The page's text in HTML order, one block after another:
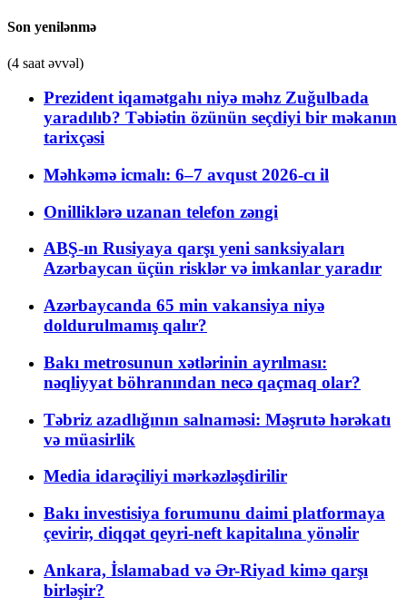
Son yenilənmə
(4 saat əvvəl)
Prezident iqamətgahı niyə məhz Zuğulbada
yaradılıb? Təbiətin özünün seçdiyi bir məkanın
tarixçəsi
Məhkəmə icmalı: 6–7 avqust 2026-cı il
Onilliklərə uzanan telefon zəngi
ABŞ-ın Rusiyaya qarşı yeni sanksiyaları
Azərbaycan üçün risklər və imkanlar yaradır
Azərbaycanda 65 min vakansiya niyə
doldurulmamış qalır?
Bakı metrosunun xətlərinin ayrılması:
nəqliyyat böhranından necə qaçmaq olar?
Təbriz azadlığının salnaməsi: Məşrutə hərəkatı
və müasirlik
Media idarəçiliyi mərkəzləşdirilir
Bakı investisiya forumunu daimi platformaya
çevirir, diqqət qeyri-neft kapitalına yönəlir
Ankara, İslamabad və Ər-Riyad kimə qarşı
birləşir?